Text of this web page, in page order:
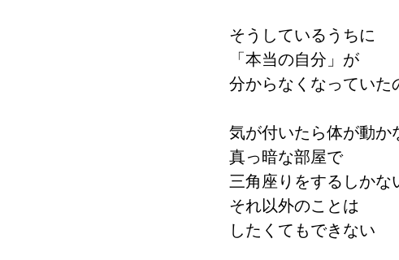
そうしているうちに
「本当の自分」 が
分からなくなっていた
気が付いたら体が動か
真っ暗な部屋で
三角座りをするしかな
それ以外のことは
したくてもできない